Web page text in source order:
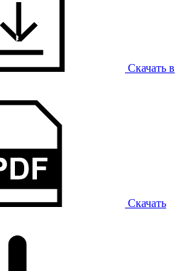
Скачать в
Скачать